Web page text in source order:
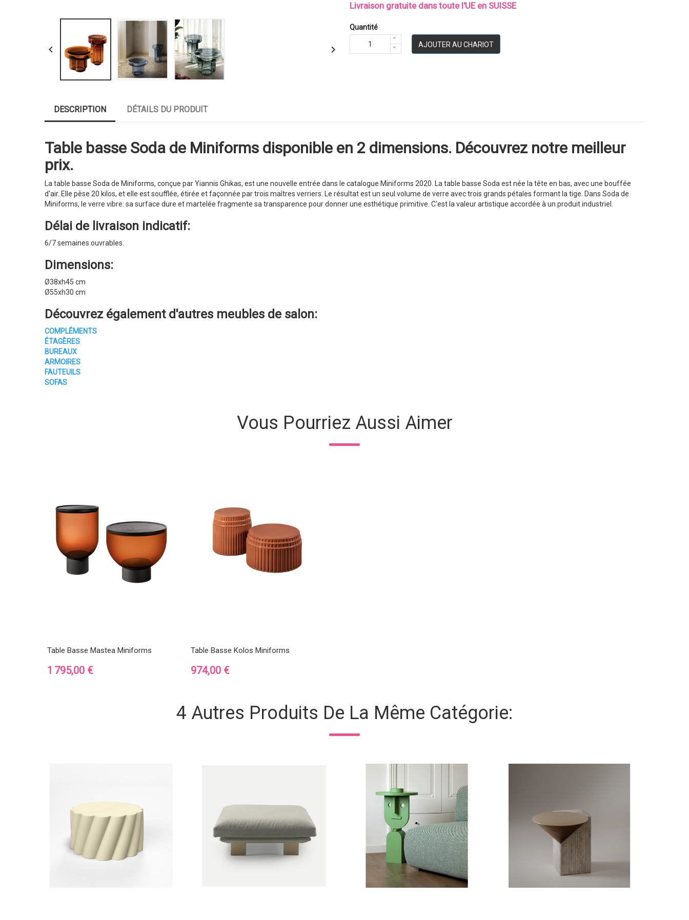
 
Livraison gratuite dans toute l'UE en SUISSE
Quantité
AJOUTER AU CHARIOT
DESCRIPTION DÉTAILS DU PRODUIT
Table basse Soda de Miniforms disponible en 2 dimensions. Découvrez notre meilleur
prix.
La table basse Soda de Miniforms, conçue par Yiannis Ghikas, est une nouvelle entrée dans le catalogue Miniforms 2020. La table basse Soda est née la tête en bas, avec une bouffée
d'air. Elle pèse 20 kilos, et elle est soufflée, étirée et façonnée par trois maîtres verriers. Le résultat est un seul volume de verre avec trois grands pétales formant la tige. Dans Soda de
Miniforms, le verre vibre: sa surface dure et martelée fragmente sa transparence pour donner une esthétique primitive. C'est la valeur artistique accordée à un produit industriel.
Délai de livraison indicatif:
6/7 semaines ouvrables.
Dimensions:
Ø38xh45 cm
Ø55xh30 cm
Découvrez également d'autres meubles de salon:
COMPLÉMENTS
ÉTAGÈRES
BUREAUX
ARMOIRES
FAUTEUILS
SOFAS
Vous Pourriez Aussi Aimer
Table Basse Mastea Miniforms
Prix
1 795,00 €
Table Basse Kolos Miniforms
Prix
974,00 €
4 Autres Produits De La Même Catégorie: